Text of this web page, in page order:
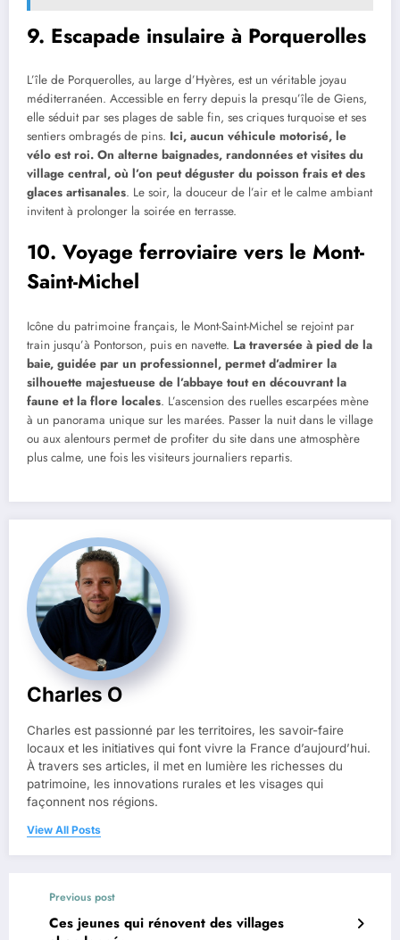
9. Escapade insulaire à Porquerolles
L’île de Porquerolles, au large d’Hyères, est un véritable joyau
méditerranéen. Accessible en ferry depuis la presqu’île de Giens,
elle séduit par ses plages de sable fin, ses criques turquoise et ses
sentiers ombragés de pins. Ici, aucun véhicule motorisé, le
vélo est roi. On alterne baignades, randonnées et visites du
village central, où l’on peut déguster du poisson frais et des
glaces artisanales. Le soir, la douceur de l’air et le calme ambiant
invitent à prolonger la soirée en terrasse.
10. Voyage ferroviaire vers le Mont-
Saint-Michel
Icône du patrimoine français, le Mont-Saint-Michel se rejoint par
train jusqu’à Pontorson, puis en navette. La traversée à pied de la
baie, guidée par un professionnel, permet d’admirer la
silhouette majestueuse de l’abbaye tout en découvrant la
faune et la flore locales. L’ascension des ruelles escarpées mène
à un panorama unique sur les marées. Passer la nuit dans le village
ou aux alentours permet de profiter du site dans une atmosphère
plus calme, une fois les visiteurs journaliers repartis.
Charles O
Charles est passionné par les territoires, les savoir-faire
locaux et les initiatives qui font vivre la France d’aujourd’hui.
À travers ses articles, il met en lumière les richesses du
patrimoine, les innovations rurales et les visages qui
façonnent nos régions.
View All Posts
Previous post
Ces jeunes qui rénovent des villages